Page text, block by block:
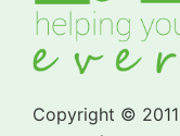
Copyright ©